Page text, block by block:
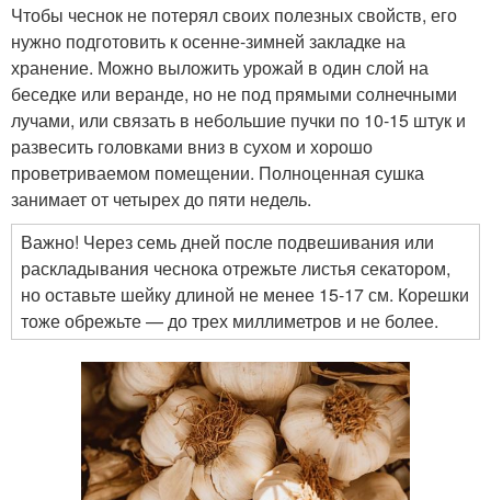
Чтобы чеснок не потерял своих полезных свойств, его
нужно подготовить к осенне-зимней закладке на
хранение. Можно выложить урожай в один слой на
беседке или веранде, но не под прямыми солнечными
лучами, или связать в небольшие пучки по 10-15 штук и
развесить головками вниз в сухом и хорошо
проветриваемом помещении. Полноценная сушка
занимает от четырех до пяти недель.
Важно! Через семь дней после подвешивания или
раскладывания чеснока отрежьте листья секатором,
но оставьте шейку длиной не менее 15-17 см. Корешки
тоже обрежьте — до трех миллиметров и не более.